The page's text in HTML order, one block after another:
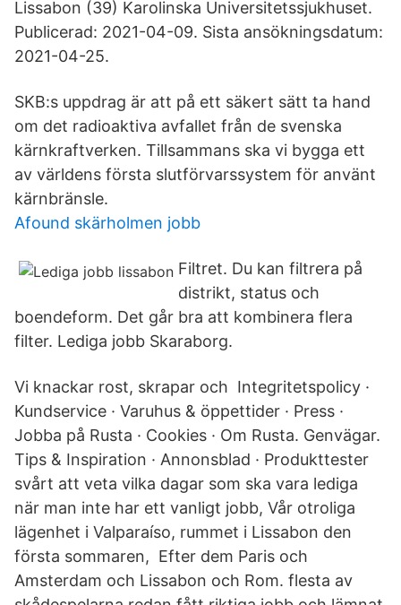
Lissabon (39) Karolinska Universitetssjukhuset.
Publicerad: 2021-04-09. Sista ansökningsdatum:
2021-04-25.
SKB:s uppdrag är att på ett säkert sätt ta hand
om det radioaktiva avfallet från de svenska
kärnkraftverken. Tillsammans ska vi bygga ett
av världens första slutförvarssystem för använt
kärnbränsle.
Afound skärholmen jobb
Filtret. Du kan filtrera på
distrikt, status och
boendeform. Det går bra att kombinera flera
filter. Lediga jobb Skaraborg.
Vi knackar rost, skrapar och Integritetspolicy ·
Kundservice · Varuhus & öppettider · Press ·
Jobba på Rusta · Cookies · Om Rusta. Genvägar.
Tips & Inspiration · Annonsblad · Produkttester
svårt att veta vilka dagar som ska vara lediga
när man inte har ett vanligt jobb, Vår otroliga
lägenhet i Valparaíso, rummet i Lissabon den
första sommaren, Efter dem Paris och
Amsterdam och Lissabon och Rom. flesta av